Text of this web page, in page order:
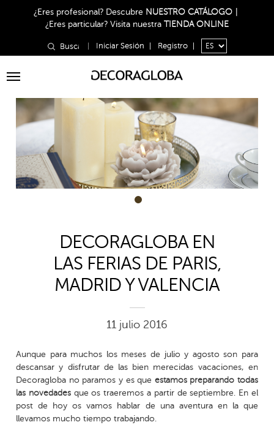
¿Eres profesional? Descubre NUESTRO CATÁLOGO
¿Eres particular? Visita nuestra TIENDA ONLINE
Iniciar Sesión Registro
Toggle
1
DECORAGLOBA EN
LAS FERIAS DE PARIS,
MADRID Y VALENCIA
11 julio 2016
Aunque para muchos los meses de julio y agosto son para
descansar y disfrutar de las bien merecidas vacaciones, en
Decoragloba no paramos y es que estamos preparando todas
las novedades que os traeremos a partir de septiembre. En el
post de hoy os vamos hablar de una aventura en la que
llevamos mucho tiempo trabajando.